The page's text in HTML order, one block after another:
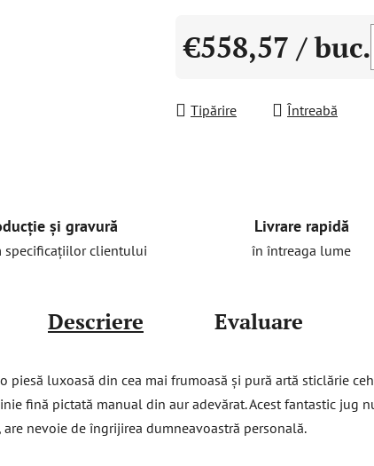
€558,57 / buc.
Tipărire Întreabă
și gravură
specificațiilor clientului
Livrare rapidă
în întreaga lume
Descriere Evaluare
piesă luxoasă din cea mai frumoasă și pură artă sticlărie
fină pictată manual din aur adevărat. Acest fantastic jug
nevoie de îngrijirea dumneavoastră personală.